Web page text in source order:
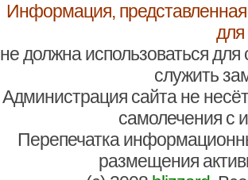
Информация,
для
не должна использоваться
служить
Администрация сайта не
самолечения с
Перепечатка
размещения